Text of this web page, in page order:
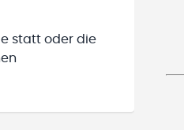
statt oder die